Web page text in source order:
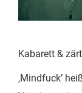
Kabarett &
‚Mindfuck’